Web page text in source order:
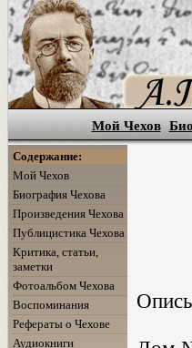
Мой Чехов
Содержание:
Мой Чехов
Биография Чехова
Произведения Чехова
Публицистика Чехова
Критика, статьи,
заметки
Фотоальбом Чехова
Воспоминания
Рефераты о Чехове
Аудиокниги